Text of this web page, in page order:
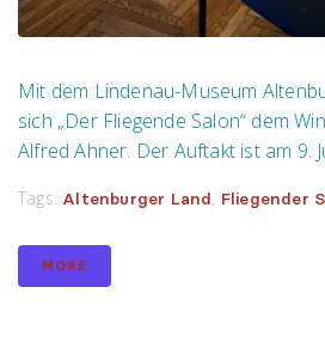
Mit dem Lindenau-Museum
sich „Der Fliegende Salon“ dem
Alfred Ahner. Der Auftakt ist am 9.
Tags: Altenburger Land, Fliegender
MORE